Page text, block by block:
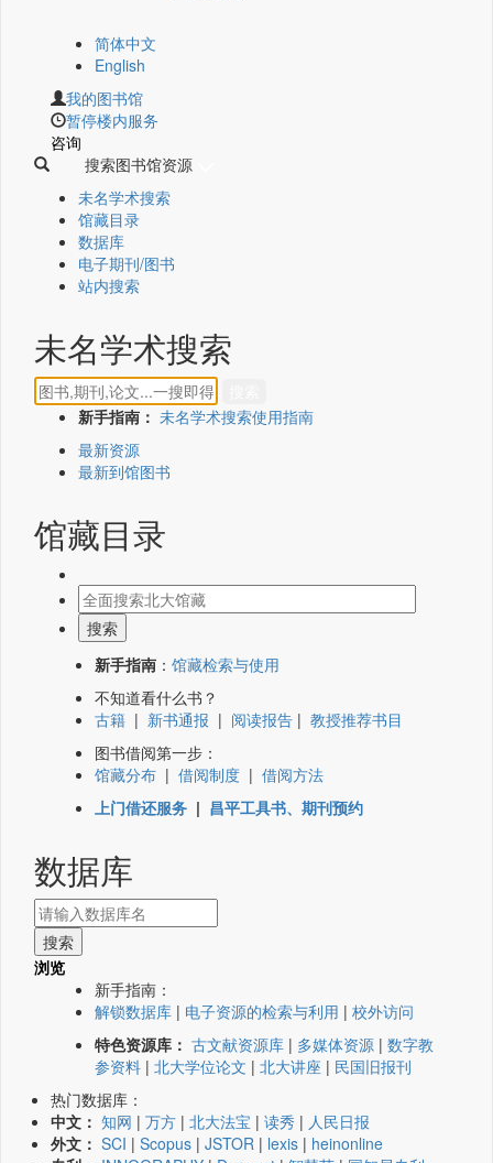
简体中文
English
我的图书馆
暂停楼内服务
咨询
搜索图书馆资源
未名学术搜索
馆藏目录
数据库
电子期刊/图书
站内搜索
未名学术搜索
新手指南： 未名学术搜索使用指南
最新资源
最新到馆图书
馆藏目录
新手指南 ： 馆藏检索与使用
不知道看什么书？
古籍 | 新书通报 | 阅读报告 | 教授推荐书目
图书借阅第一步：
馆藏分布 | 借阅制度 | 借阅方法
上门借还服务 | 昌平工具书、期刊预约
数据库
浏览
新手指南：
解锁数据库 | 电子资源的检索与利用 | 校外访问
特色资源库： 古文献资源库 | 多媒体资源 | 数字教
参资料 | 北大学位论文 | 北大讲座 | 民国旧报刊
热门数据库：
中文： 知网 | 万方 | 北大法宝 | 读秀 | 人民日报
外文： SCI | Scopus | JSTOR | lexis | heinonline